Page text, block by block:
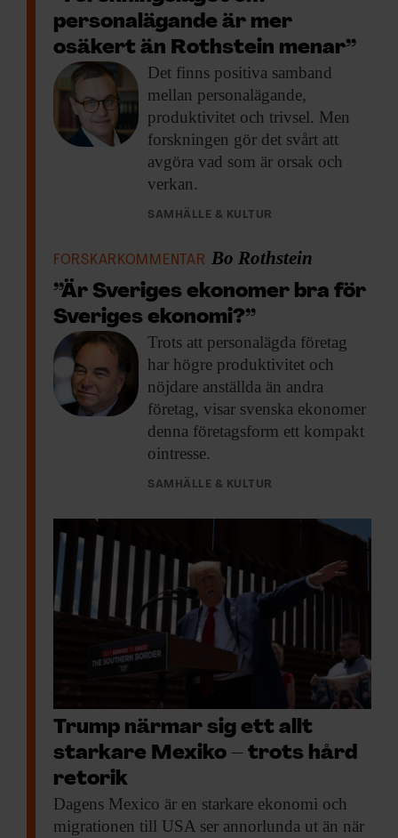
personalägande är mer
osäkert än Rothstein menar”
Det finns positiva samband
mellan personalägande,
produktivitet och trivsel. Men
forskningen gör det svårt att
avgöra vad som är orsak och
verkan.
SAMHÄLLE & KULTUR
FORSKARKOMMENTAR Bo Rothstein
”Är Sveriges ekonomer bra för
Sveriges ekonomi?”
Trots att personalägda företag
har högre produktivitet och
nöjdare anställda än andra
företag, visar svenska ekonomer
denna företagsform ett kompakt
ointresse.
SAMHÄLLE & KULTUR
Trump närmar sig ett allt
starkare Mexiko – trots hård
retorik
Dagens Mexico är en starkare ekonomi och
migrationen till USA ser annorlunda ut än när